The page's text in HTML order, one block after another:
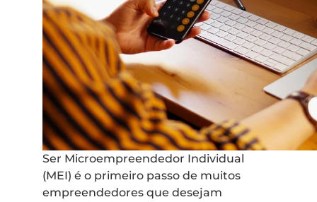
Ser Microempreendedor Individual
(MEI) é o primeiro passo de muitos
empreendedores que desejam